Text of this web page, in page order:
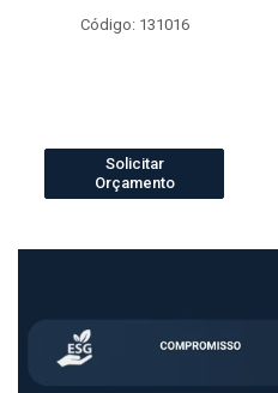
Código: 131016
Solicitar
Orçamento